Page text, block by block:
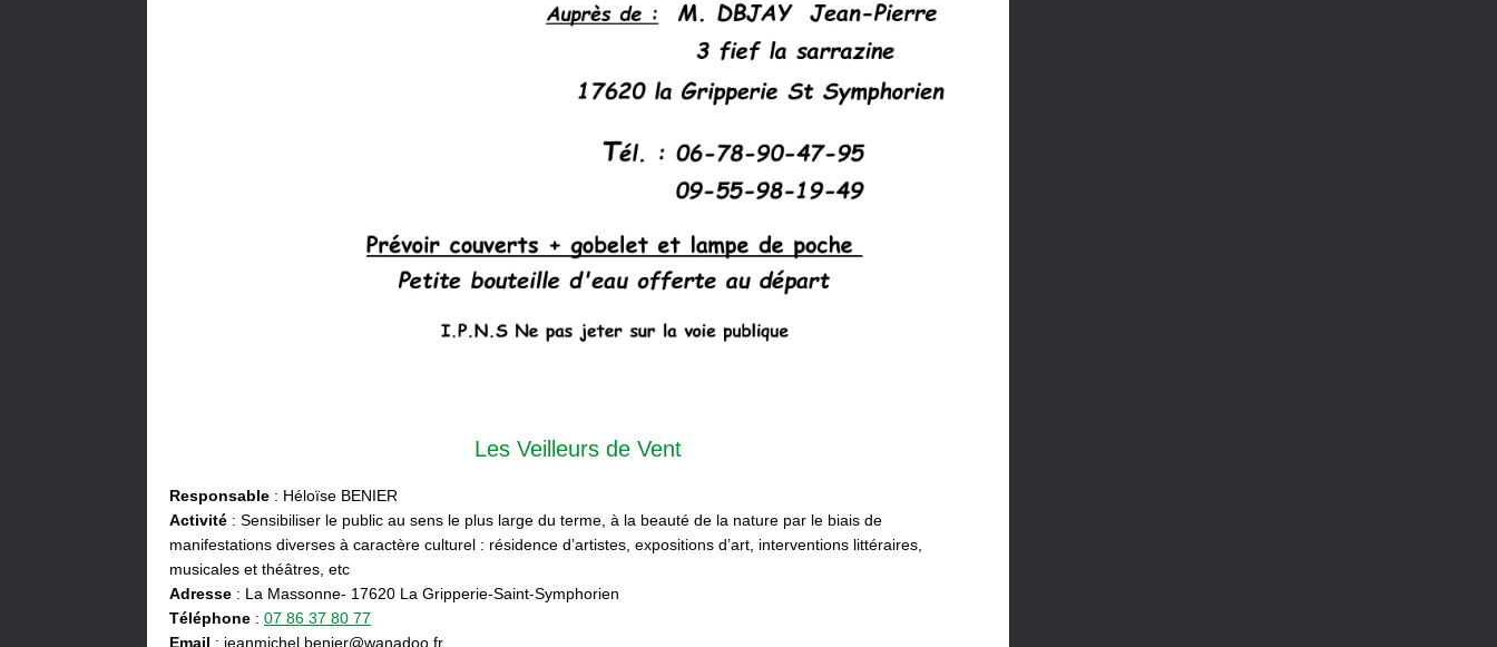
Les Veilleurs de Vent
Responsable : Héloïse BENIER
Activité : Sensibiliser le public au sens le plus large du terme, à la beauté de la nature par le biais de
manifestations diverses à caractère culturel : résidence d’artistes, expositions d’art, interventions littéraires,
musicales et théâtres, etc
Adresse : La Massonne- 17620 La Gripperie-Saint-Symphorien
Téléphone : 07 86 37 80 77
Email : jeanmichel.benier@wanadoo.fr